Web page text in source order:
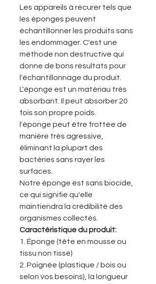
Les appareils à récurer tels que
les éponges peuvent
échantillonner les produits sans
les endommager. C'est une
méthode non destructive qui
donne de bons résultats pour
l'échantillonnage du produit.
L'éponge est un matériau très
absorbant. Il peut absorber 20
fois son propre poids.
l'éponge peut être frottée de
manière très agressive,
éliminant la plupart des
bactéries sans rayer les
surfaces.
Notre éponge est sans biocide,
ce qui signifie qu'elle
maintiendra la crédibilité des
organismes collectés.
Caractéristique du produit:
1. Éponge (tête en mousse ou
tissu non tissé)
2. Poignée (plastique / bois ou
selon vos besoins), la longueur